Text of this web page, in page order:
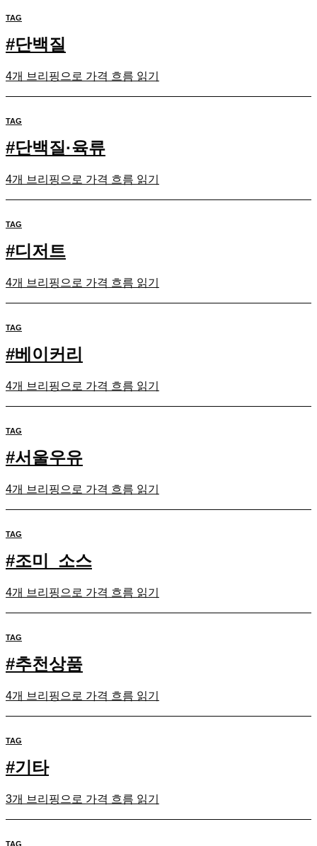
TAG
#단백질
4개 브리핑으로 가격 흐름 읽기
TAG
#단백질·육류
4개 브리핑으로 가격 흐름 읽기
TAG
#디저트
4개 브리핑으로 가격 흐름 읽기
TAG
#베이커리
4개 브리핑으로 가격 흐름 읽기
TAG
#서울우유
4개 브리핑으로 가격 흐름 읽기
TAG
#조미_소스
4개 브리핑으로 가격 흐름 읽기
TAG
#추천상품
4개 브리핑으로 가격 흐름 읽기
TAG
#기타
3개 브리핑으로 가격 흐름 읽기
TAG